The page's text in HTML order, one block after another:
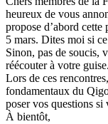
heureux de vous
propose d’abord
5 mars. Dites moi si
Sinon, pas de soucis,
réécouter à votre guise.
Lors de ces
fondamentaux du
poser vos questions si
À bientôt,